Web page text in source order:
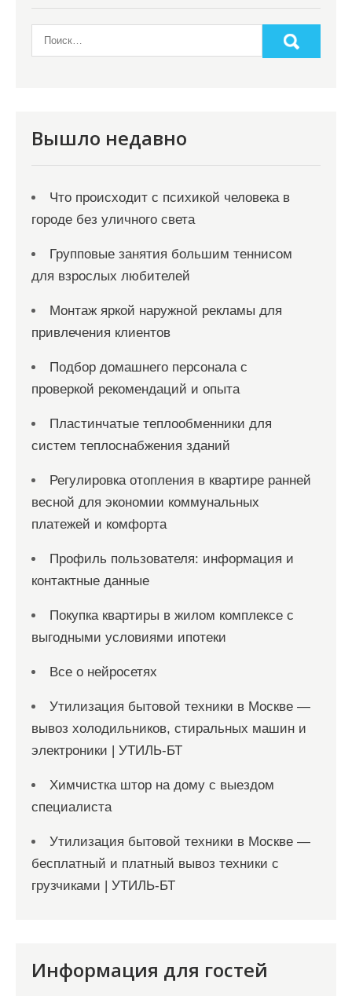
м
Вышло недавно
Что происходит с психикой человека в
городе без уличного света
Групповые занятия большим теннисом
для взрослых любителей
Монтаж яркой наружной рекламы для
привлечения клиентов
Подбор домашнего персонала с
проверкой рекомендаций и опыта
Пластинчатые теплообменники для
систем теплоснабжения зданий
Регулировка отопления в квартире ранней
весной для экономии коммунальных
платежей и комфорта
Профиль пользователя: информация и
контактные данные
Покупка квартиры в жилом комплексе с
выгодными условиями ипотеки
Все о нейросетях
Утилизация бытовой техники в Москве —
вывоз холодильников, стиральных машин и
электроники | УТИЛЬ-БТ
Химчистка штор на дому с выездом
специалиста
Утилизация бытовой техники в Москве —
бесплатный и платный вывоз техники с
грузчиками | УТИЛЬ-БТ
Информация для гостей